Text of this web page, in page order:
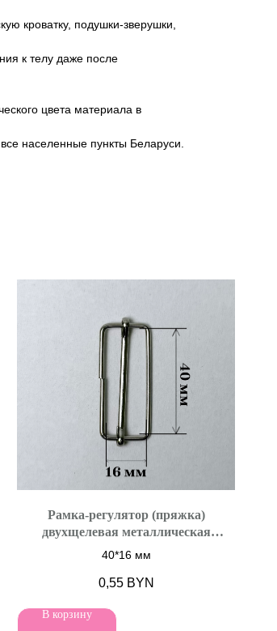
кроватку, подушки-зверушки,
к телу даже после
цвета материала в
населенные пункты Беларуси.
Рамка-регулятор (пряжка)
двухщелевая металлическая
НИКЕЛЬ
40*16 мм
0,55 BYN
В корзину